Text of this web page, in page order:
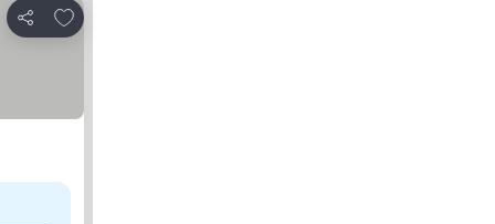
แชร์
เพิ่มในรายการโปรด